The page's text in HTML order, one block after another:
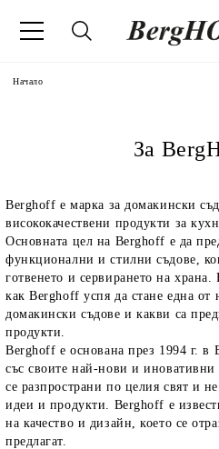
Начало
За
Berghoff е марка за домакински
висококачествени продукти за
Основната цел на Berghoff е да
функционални и стилни съдове,
готвенето и сервирането на храна.
как Berghoff успя да стане една от
домакински съдове и какви са
продукти.
Berghoff е основана през 1994 г. в
със своите най-нови и иновативни
се разпространи по целия свят и
идеи и продукти. Berghoff е
на качество и дизайн, което се
предлагат.